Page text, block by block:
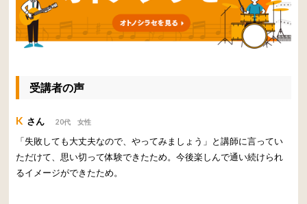
受講者の声
K さん 20代 女性
「失敗しても大丈夫なので、やってみましょう」と講師に言ってい
ただけて、思い切って体験できたため。今後楽しんで通い続けられ
るイメージができたため。